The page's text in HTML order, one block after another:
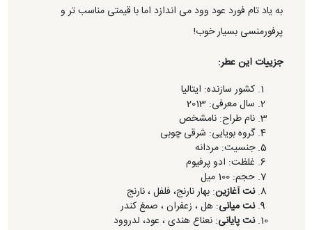
به یاد تام فورد عود وود می اندازد اما با قیمتی مناسب تر و
پرفورمنسی بسیار خوب!
جزییات این عطر:
کشور سازنده: ایتالیا
سال معرفی: 2013
نام طراح: نامشخص
گروه بویایی: شرقی چوبی
جنسیت: مردانه
غلظت: ادو پرفیوم
حجم: 100 میل
نت آغازین: بهار نارنج، فلفل ، نارنج
نت میانی: هل ، زعفران ، صمغ کندر
نت پایانی: نعناع هندی ، عود، لدروود